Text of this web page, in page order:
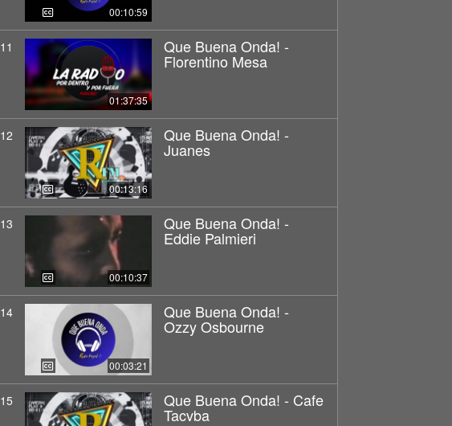
00:10:59
11
01:37:35
Que Buena Onda! -
Florentino Mesa
12
00:13:16
Que Buena Onda! -
Juanes
13
00:10:37
Que Buena Onda! -
Eddie Palmieri
14
00:03:21
Que Buena Onda! -
Ozzy Osbourne
15 Que Buena Onda! - Cafe
Tacvba